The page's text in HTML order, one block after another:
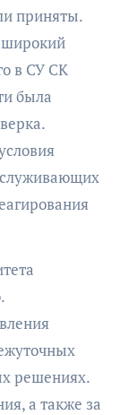
приняты.
широкий
в СУ СК
была
решениях.
а также за